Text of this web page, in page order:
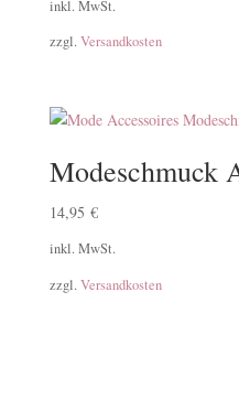
inkl. MwSt.
zzgl. Versandkosten
Modeschmuck
14,95 €
inkl. MwSt.
zzgl. Versandkosten